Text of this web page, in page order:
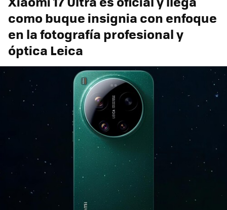
como buque insignia con enfoque
en la fotografía profesional y
óptica Leica